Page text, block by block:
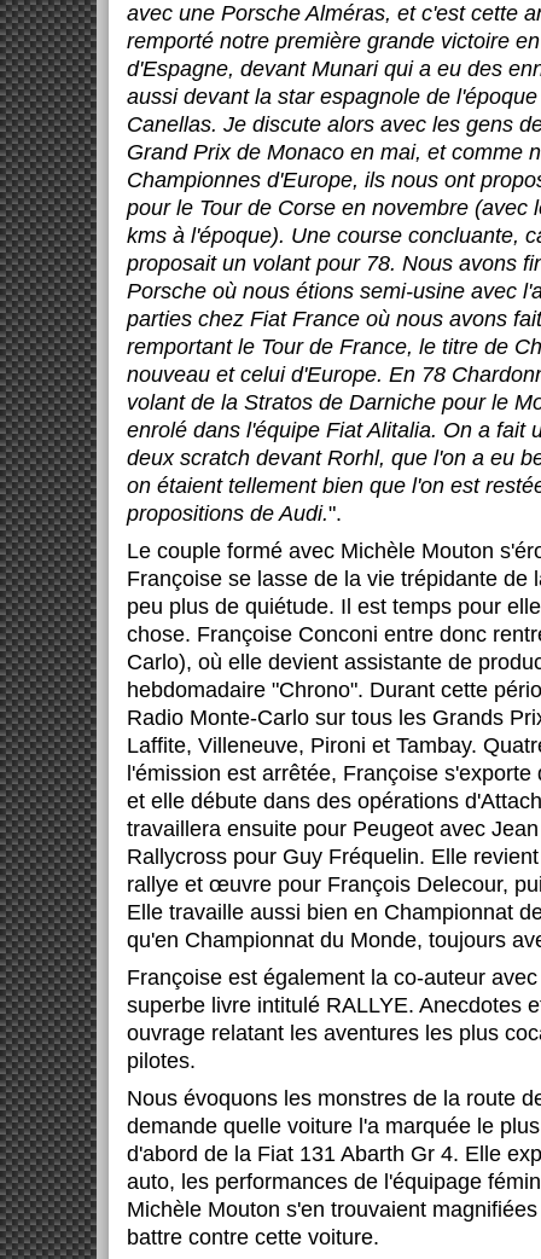
avec une Porsche Alméras, et c'est cette
remporté notre première grande victoire
d'Espagne, devant Munari qui a eu des
aussi devant la star espagnole de
Canellas. Je discute alors avec les gens
Grand Prix de Monaco en mai, et comme
Championnes d'Europe, ils nous ont
pour le Tour de Corse en novembre (avec
kms à l'époque). Une course concluante,
proposait un volant pour 78. Nous avons
Porsche où nous étions semi-usine avec
parties chez Fiat France où nous avons
remportant le Tour de France, le titre de
nouveau et celui d'Europe. En 78
volant de la Stratos de Darniche pour le
enrolé dans l'équipe Fiat Alitalia. On a fait
deux scratch devant Rorhl, que l'on a eu
on étaient tellement bien que l'on est
propositions de Audi.".
Le couple formé avec Michèle Mouton
Françoise se lasse de la vie trépidante de
peu plus de quiétude. Il est temps pour
chose. Françoise Conconi entre donc
Carlo), où elle devient assistante de
hebdomadaire "Chrono". Durant cette
Radio Monte-Carlo sur tous les Grands
Laffite, Villeneuve, Pironi et Tambay.
l'émission est arrêtée, Françoise
et elle débute dans des opérations
travaillera ensuite pour Peugeot avec
Rallycross pour Guy Fréquelin. Elle
rallye et œuvre pour François Delecour,
Elle travaille aussi bien en Championnat
qu'en Championnat du Monde, toujours
Françoise est également la co-auteur
superbe livre intitulé RALLYE. Anecdotes
ouvrage relatant les aventures les plus
pilotes.
Nous évoquons les monstres de la route
demande quelle voiture l'a marquée le
d'abord de la Fiat 131 Abarth Gr 4. Elle
auto, les performances de l'équipage
Michèle Mouton s'en trouvaient
battre contre cette voiture.